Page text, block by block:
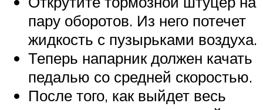
пару оборотов. Из него потечет
жидкость с пузырьками воздуха.
Теперь напарник должен качать
педалью со средней скоростью.
После того, как выйдет весь